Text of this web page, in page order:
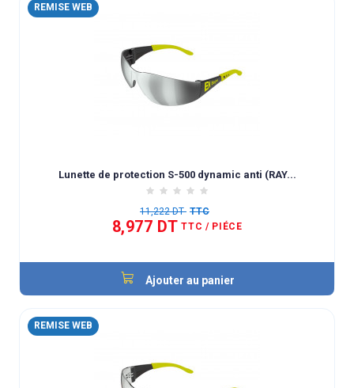
REMISE WEB
Lunette de protection S-500 dynamic anti (RAY...
11,222 DT TTC
8,977 DT TTC / PIÉCE
Ajouter au panier
REMISE WEB